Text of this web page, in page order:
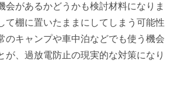
会があるかどうかも検討材料になりま
て棚に置いたままにしてしまう可能性
のキャンプや車中泊などでも使う機会
が、過放電防止の現実的な対策になり